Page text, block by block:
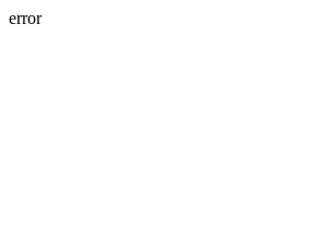
error